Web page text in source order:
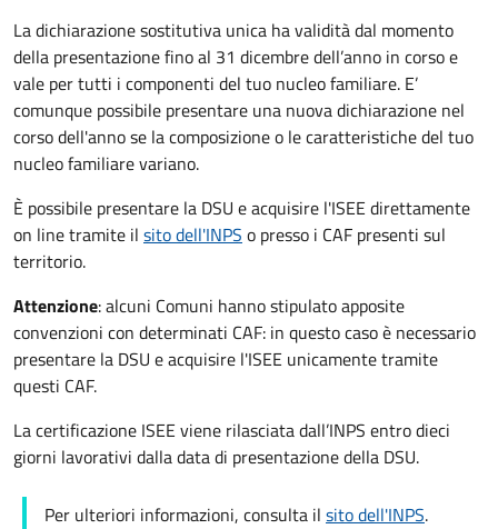
La dichiarazione sostitutiva unica ha validità dal momento
della presentazione fino al 31 dicembre dell’anno in corso e
vale per tutti i componenti del tuo nucleo familiare. E’
comunque possibile presentare una nuova dichiarazione nel
corso dell'anno se la composizione o le caratteristiche del tuo
nucleo familiare variano.
È possibile presentare la DSU e acquisire l'ISEE direttamente
on line tramite il sito dell'INPS o presso i CAF presenti sul
territorio.
Attenzione: alcuni Comuni hanno stipulato apposite
convenzioni con determinati CAF: in questo caso è necessario
presentare la DSU e acquisire l'ISEE unicamente tramite
questi CAF.
La certificazione ISEE viene rilasciata dall’INPS entro dieci
giorni lavorativi dalla data di presentazione della DSU.
Per ulteriori informazioni, consulta il sito dell'INPS.